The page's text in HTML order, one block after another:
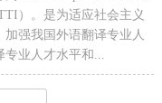
）。是为适应社会主义
强我国外语翻译专业人
专业人才水平和...